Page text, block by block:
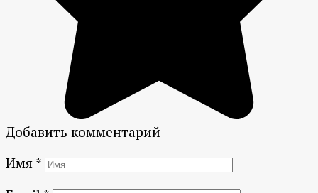
Добавить комментарий
Имя *